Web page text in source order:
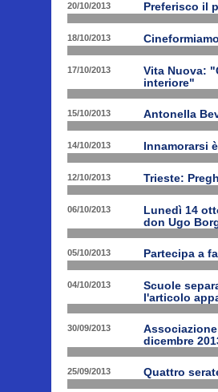
20/10/2013 Preferisco il
18/10/2013
17/10/2013
Vita Nuova:
interiore"
15/10/2013 Antonella
14/10/2013 Innamorarsi
12/10/2013 Trieste:
06/10/2013
Lunedì 14
don Ugo
05/10/2013 Partecipa a
04/10/2013
Scuole
l'articolo
30/09/2013
dicembre
25/09/2013 Quattro